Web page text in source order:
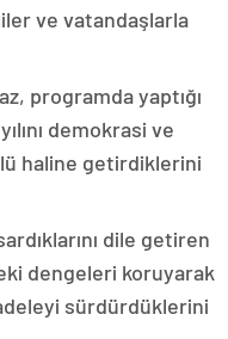
ve vatandaşlarla
programda yaptığı
demokrasi ve
haline getirdiklerini
dile getiren
dengeleri koruyarak
sürdürdüklerini